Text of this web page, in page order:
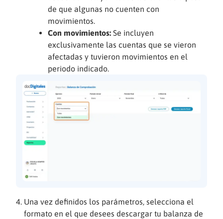
de que algunas no cuenten con
movimientos.
Con movimientos: Se incluyen
exclusivamente las cuentas que se vieron
afectadas y tuvieron movimientos en el
periodo indicado.
Una vez definidos los parámetros, selecciona el
formato en el que desees descargar tu balanza de